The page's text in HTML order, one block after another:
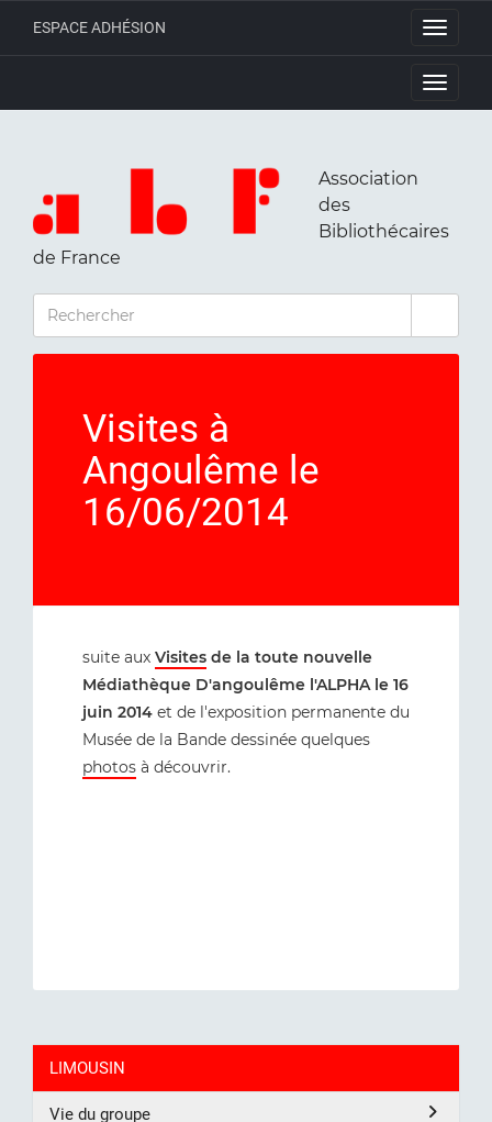
Toggle
ESPACE ADHÉSION
Toggle
Association
des
Bibliothécaires
de France
RECHERCHER
Visites à
Angoulême le
16/06/2014
suite aux Visites de la toute nouvelle
Médiathèque D'angoulême l'ALPHA le 16
juin 2014 et de l'exposition permanente du
Musée de la Bande dessinée quelques
photos à découvrir.
LIMOUSIN
Vie du groupe